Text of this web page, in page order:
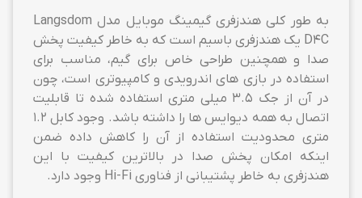
به طور کلی هندزفری گیمینگ موبایل مدل Langsdom
D4C یک هندزفری باسیم است که به خاطر کیفیت پخش
صدا و همچنین طراحی خاص برای گیم، مناسب برای
استفاده در بازی های اندرویدی و کامپیوتری است، چون
در آن از جک 3.5 میلی متری استفاده شده تا قابلیت
اتصال به همه دیوایس ها را داشته باشد. وجود کابل 1.2
متری محدودیت استفاده از آن را کاهش داده ضمن
اینکه امکان پخش صدا در بالاترین کیفیت با این
هندزفری به خاطر پشتیبانی از فناوری Hi-Fi وجود دارد.